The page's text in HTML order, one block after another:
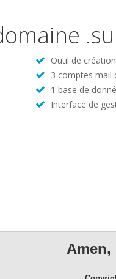
Outil de
3 comptes mail
1 base de
Interface de